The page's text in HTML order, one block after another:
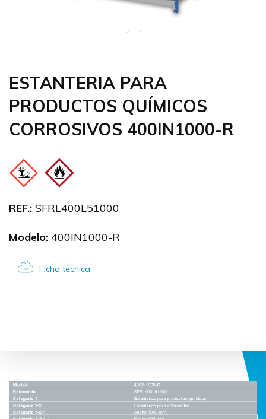
ESTANTERIA PARA
PRODUCTOS QUÍMICOS
CORROSIVOS 400IN1000-R
REF.: SFRL400L51000
Modelo: 400IN1000-R
Ficha técnica